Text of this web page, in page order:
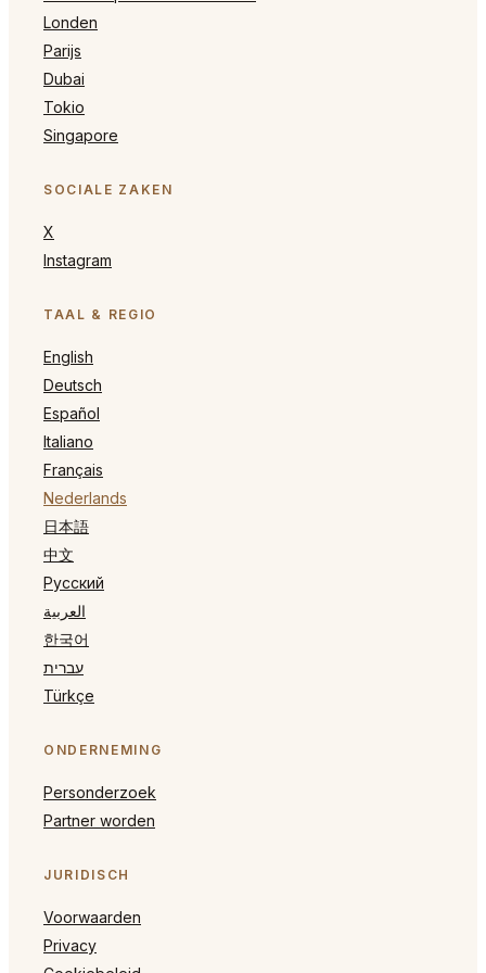
Londen
Parijs
Dubai
Tokio
Singapore
SOCIALE ZAKEN
X
Instagram
TAAL & REGIO
English
Deutsch
Español
Italiano
Français
Nederlands
日本語
中文
Русский
العربية
한국어
עברית
Türkçe
ONDERNEMING
Personderzoek
Partner worden
JURIDISCH
Voorwaarden
Privacy